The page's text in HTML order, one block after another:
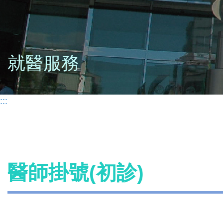
就醫服務
:::
醫師掛號(初診)